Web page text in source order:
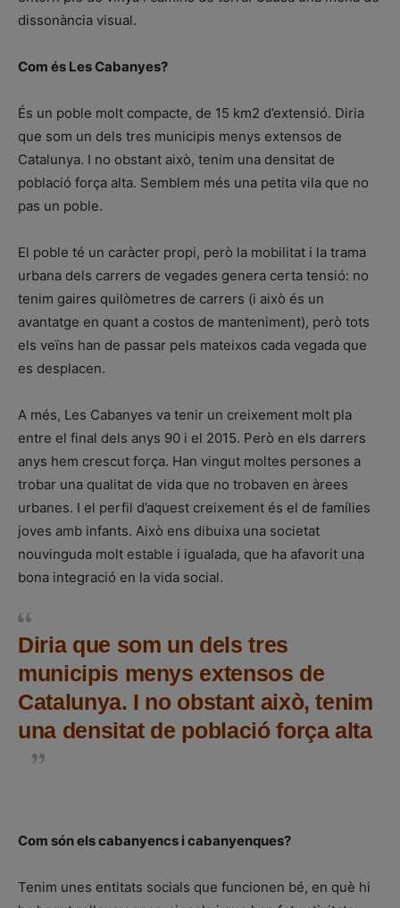
dissonància visual.
Com és Les Cabanyes?
És un poble molt compacte, de 15 km2 d’extensió. Diria
que som un dels tres municipis menys extensos de
Catalunya. I no obstant això, tenim una densitat de
població força alta. Semblem més una petita vila que no
pas un poble.
El poble té un caràcter propi, però la mobilitat i la trama
urbana dels carrers de vegades genera certa tensió: no
tenim gaires quilòmetres de carrers (i això és un
avantatge en quant a costos de manteniment), però tots
els veïns han de passar pels mateixos cada vegada que
es desplacen.
A més, Les Cabanyes va tenir un creixement molt pla
entre el final dels anys 90 i el 2015. Però en els darrers
anys hem crescut força. Han vingut moltes persones a
trobar una qualitat de vida que no trobaven en àrees
urbanes. I el perfil d’aquest creixement és el de famílies
joves amb infants. Això ens dibuixa una societat
nouvinguda molt estable i igualada, que ha afavorit una
bona integració en la vida social.
Diria que som un dels tres
municipis menys extensos de
Catalunya. I no obstant això, tenim
una densitat de població força alta
Com són els cabanyencs i cabanyenques?
Tenim unes entitats socials que funcionen bé, en què hi